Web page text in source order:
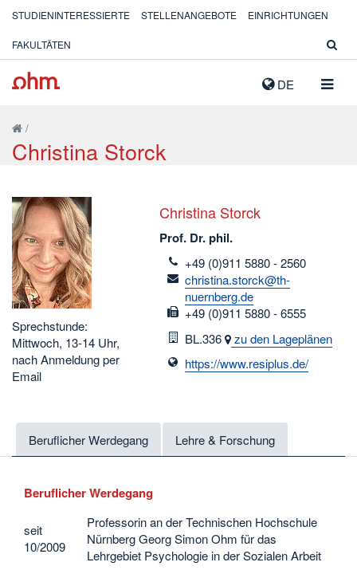
DE
STUDIENINTERESSIERTE STELLENANGEBOTE EINRICHTUNGEN
FAKULTÄTEN
/
Christina Storck
Sprechstunde:
Mittwoch, 13-14 Uhr,
nach Anmeldung per
Email
Christina Storck
Prof. Dr. phil.
telefon
+49 (0)911 5880 - 2560
email
christina.storck@th-
nuernberg.de
fax
+49 (0)911 5880 - 6555
Raum
BL.336 zu den Lageplänen
https://www.resiplus.de/
Beruflicher Werdegang Lehre & Forschung
Beruflicher Werdegang
seit
10/2009
Professorin an der Technischen Hochschule
Nürnberg Georg Simon Ohm für das
Lehrgebiet Psychologie in der Sozialen Arbeit